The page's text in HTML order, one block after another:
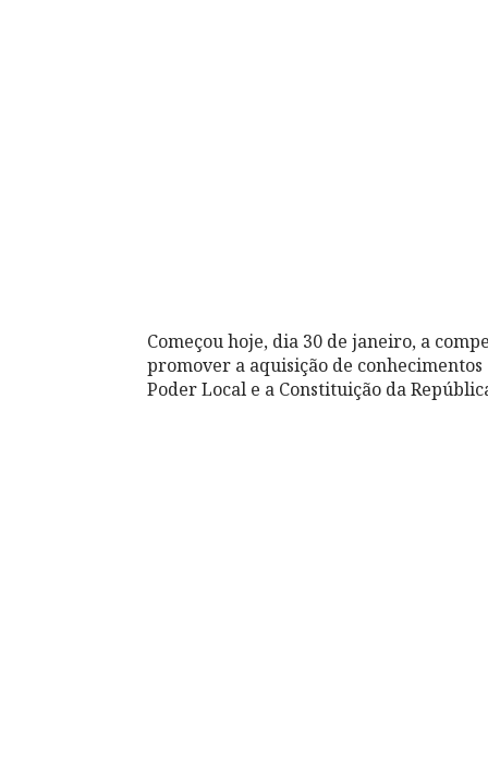
Começou hoje, dia 30 de janeiro, a
promover a aquisição de
Poder Local e a Constituição da